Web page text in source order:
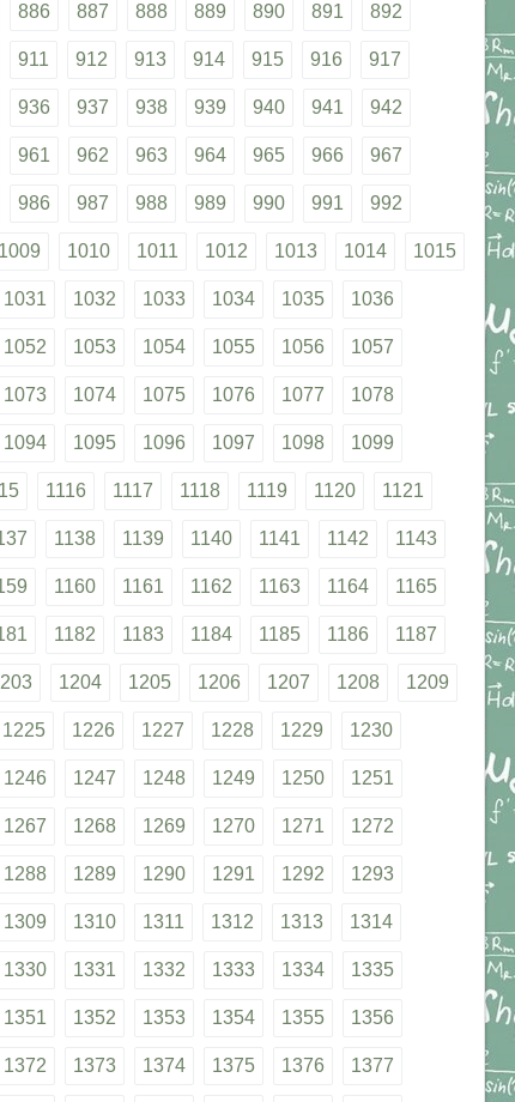
886 887 888 889 890 891 892
911 912 913 914 915 916 917
936 937 938 939 940 941 942
961 962 963 964 965 966 967
986 987 988 989 990 991 992
1009 1010 1011 1012 1013 1014 1015
1031 1032 1033 1034 1035 1036
1052 1053 1054 1055 1056 1057
1073 1074 1075 1076 1077 1078
1094 1095 1096 1097 1098 1099
1116 1117 1118 1119 1120 1121
1138 1139 1140 1141 1142 1143
1160 1161 1162 1163 1164 1165
1182 1183 1184 1185 1186 1187
1204 1205 1206 1207 1208 1209
1225 1226 1227 1228 1229 1230
1246 1247 1248 1249 1250 1251
1267 1268 1269 1270 1271 1272
1288 1289 1290 1291 1292 1293
1309 1310 1311 1312 1313 1314
1330 1331 1332 1333 1334 1335
1351 1352 1353 1354 1355 1356
1372 1373 1374 1375 1376 1377